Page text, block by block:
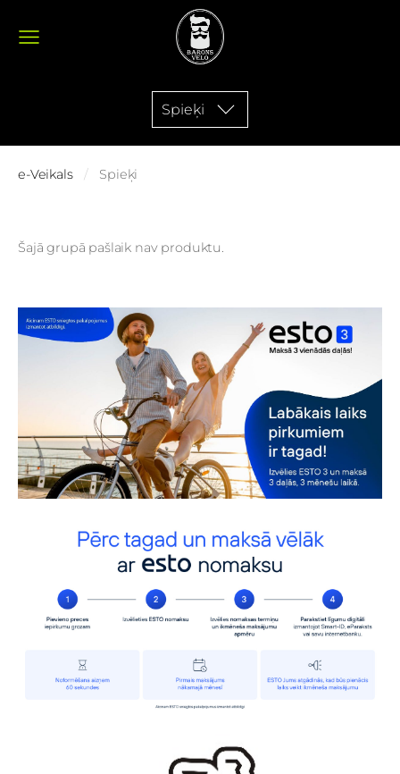
Spieķi
e-Veikals Spieķi
Šajā grupā pašlaik nav produktu.